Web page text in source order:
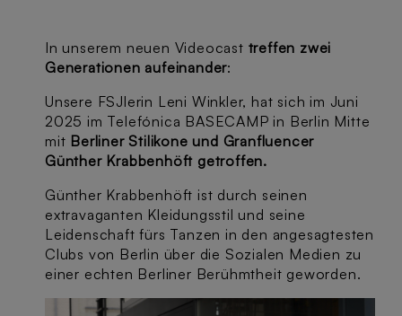
In unserem neuen Videocast treffen zwei
Generationen aufeinander:
Unsere FSJlerin Leni Winkler, hat sich im Juni
2025 im Telefónica BASECAMP in Berlin Mitte
mit Berliner Stilikone und Granfluencer
Günther Krabbenhöft getroffen.
Günther Krabbenhöft ist durch seinen
extravaganten Kleidungsstil und seine
Leidenschaft fürs Tanzen in den angesagtesten
Clubs von Berlin über die Sozialen Medien zu
einer echten Berliner Berühmtheit geworden.